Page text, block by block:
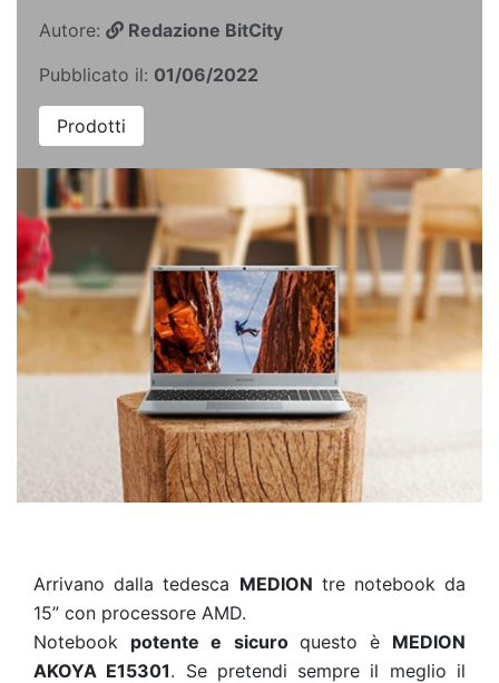
Autore:
Redazione BitCity
Pubblicato il: 01/06/2022
Prodotti
Arrivano dalla tedesca MEDION tre notebook da
15” con processore AMD.
Notebook potente e sicuro questo è MEDION
AKOYA E15301. Se pretendi sempre il meglio il